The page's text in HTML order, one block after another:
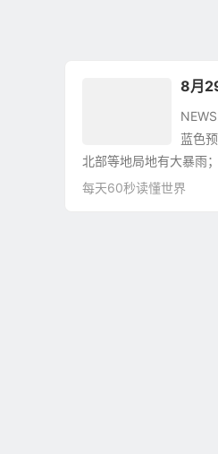
8月
蓝色
北部等地局地有大暴雨
每天60秒读懂世界